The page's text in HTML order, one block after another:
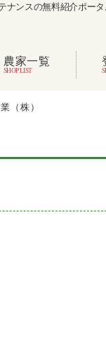
ナンスの無料紹介ポー
農家一覧
（株）